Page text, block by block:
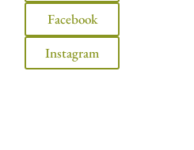
Facebook
Instagram